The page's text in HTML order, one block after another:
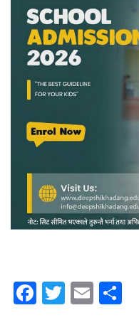
Facebook
Twitter
Email